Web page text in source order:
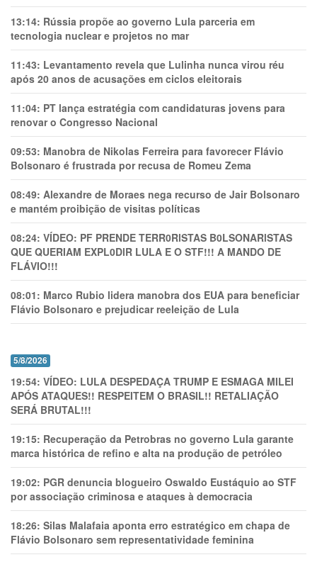
13:14: Rússia propõe ao governo Lula parceria em
tecnologia nuclear e projetos no mar
11:43: Levantamento revela que Lulinha nunca virou réu
após 20 anos de acusações em ciclos eleitorais
11:04: PT lança estratégia com candidaturas jovens para
renovar o Congresso Nacional
09:53: Manobra de Nikolas Ferreira para favorecer Flávio
Bolsonaro é frustrada por recusa de Romeu Zema
08:49: Alexandre de Moraes nega recurso de Jair Bolsonaro
e mantém proibição de visitas políticas
08:24: VÍDEO: PF PRENDE TERR0RlSTAS B0LSONARlSTAS
QUE QUERIAM EXPL0DlR LULA E O STF!!! A MANDO DE
FLÁVIO!!!
08:01: Marco Rubio lidera manobra dos EUA para beneficiar
Flávio Bolsonaro e prejudicar reeleição de Lula
5/8/2026
19:54: VÍDEO: LULA DESPEDAÇA TRUMP E ESMAGA MILEI
APÓS ATAQUES!! RESPEITEM O BRASIL!! RETALIAÇÃO
SERÁ BRUTAL!!!
19:15: Recuperação da Petrobras no governo Lula garante
marca histórica de refino e alta na produção de petróleo
19:02: PGR denuncia blogueiro Oswaldo Eustáquio ao STF
por associação criminosa e ataques à democracia
18:26: Silas Malafaia aponta erro estratégico em chapa de
Flávio Bolsonaro sem representatividade feminina